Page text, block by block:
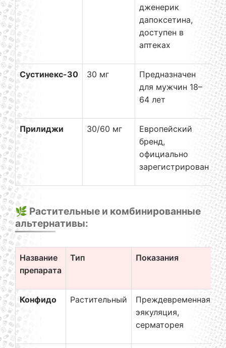
дженерик
дапоксетина,
доступен в
аптеках
Сустинекс-30 30 мг
Предназначен
для мужчин 18–
64 лет
Прилиджи 30/60 мг
Европейский
бренд,
официально
зарегистрирован
🌿 Растительные и комбинированные
альтернативы:
Название
препарата
Тип Показания
Конфидо Растительный
Преждевременная
эякуляция,
серматорея